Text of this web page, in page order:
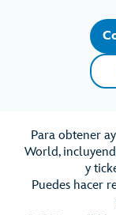
Para obtener
World,
y
Puedes hacer